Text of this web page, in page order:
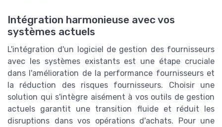
Intégration harmonieuse avec vos
systèmes actuels
L'intégration d'un logiciel de gestion des fournisseurs
avec les systèmes existants est une étape cruciale
dans l'amélioration de la performance fournisseurs et
la réduction des risques fournisseurs. Choisir une
solution qui s'intègre aisément à vos outils de gestion
actuels garantit une transition fluide et réduit les
disruptions dans vos opérations d'achats. Pour une